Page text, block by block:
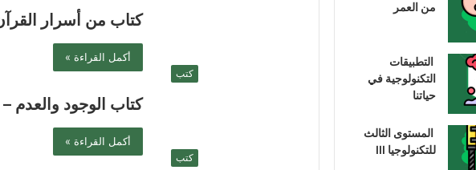
كتاب من أسرار
أكمل القراءة »
كتب
كتاب الوجود
أكمل القراءة »
كتب
من العمر
التطبيقات
التكنولوجية في
حياتنا
المستوى الثالث
للتكنولوجيا III